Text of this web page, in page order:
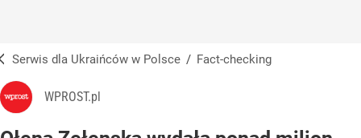
Serwis dla Ukraińców w Polsce / Fact-checking
WPROST.pl